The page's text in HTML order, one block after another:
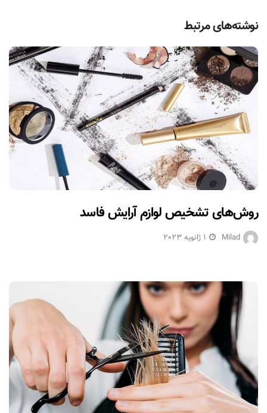
نوشته‌های مرتبط
روش‌های تشخیص لوازم آرایش فاسد
Milad 1 ژانویه 2023